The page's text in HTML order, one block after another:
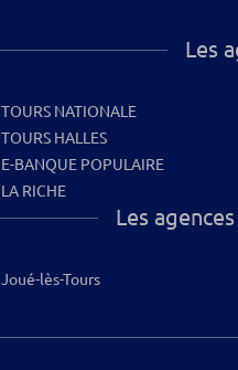
Les
TOURS NATIONALE
TOURS HALLES
E-BANQUE POPULAIRE
LA RICHE
Les
Joué-lès-Tours